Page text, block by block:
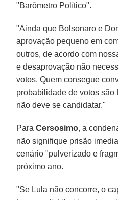
"Barômetro Político".
"Ainda que Bolsonaro e
aprovação pequeno em
outros, de acordo com
e desaprovação não
votos. Quem consegue
probabilidade de votos são
não deve se candidatar."
ParaCersosimo, a
não signifique prisão
cenário "pulverizado e
próximo ano.
"Se Lula não concorre, o